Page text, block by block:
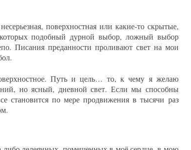
поверхностная или какие-то скрытые,
подобный дурной выбор, ложный выбор
Писания преданности проливают свет на мои
Путь и цель… то, к чему я желаю
но ясный, дневной свет. Если мы способны
становится по мере продвижения в тысячи раз